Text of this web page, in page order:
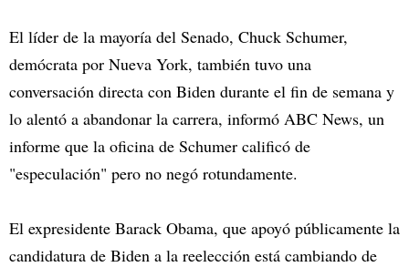
El líder de la mayoría del Senado, Chuck Schumer,
demócrata por Nueva York, también tuvo una
conversación directa con Biden durante el fin de semana y
lo alentó a abandonar la carrera, informó ABC News, un
informe que la oficina de Schumer calificó de
"especulación" pero no negó rotundamente.
El expresidente Barack Obama, que apoyó públicamente la
candidatura de Biden a la reelección está cambiando de